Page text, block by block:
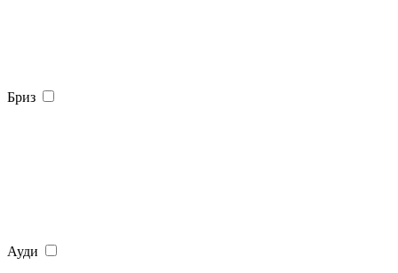
Бриз
Ауди